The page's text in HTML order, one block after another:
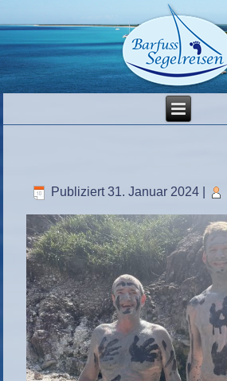
Publiziert 31. Januar 2024